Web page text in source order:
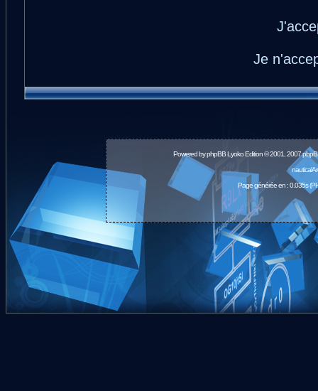
Je
Powered byphpBBLyoko Edition © 2001, 2007
Page générée en : 0.035s